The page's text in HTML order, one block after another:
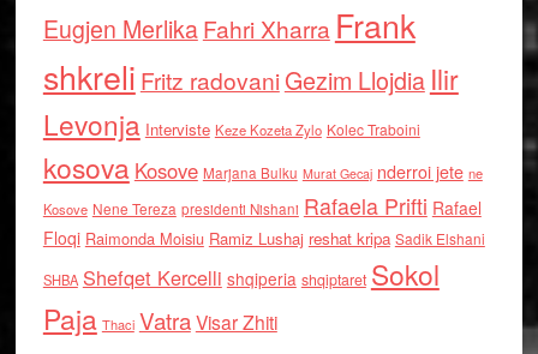
Eugjen MerlikaFahri Xharra Frank
shkreli Fritz radovaniGezim Llojdia Ilir
Levonja Interviste Keze Kozeta Zylo Kolec Traboini
kosova Kosove Marjana Bulku Murat Gecaj nderroi jete ne
Kosove Nene Tereza presidenti Nishani Rafaela Prifti Rafael
Floqi Raimonda Moisiu Ramiz Lushaj reshat kripa Sadik Elshani
SHBA Shefqet Kercelli shqiperia shqiptaret Sokol
Paja Thaci VatraVisar Zhiti